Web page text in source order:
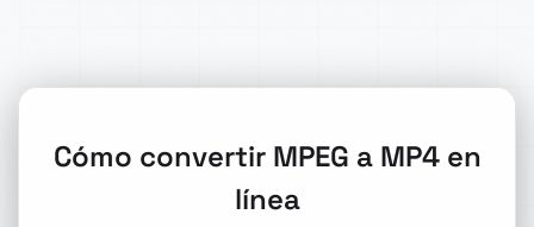
Cómo convertir MPEG a MP4 en
línea